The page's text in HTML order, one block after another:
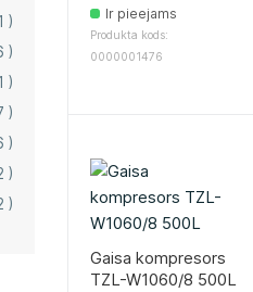
)
)
)
)
)
)
)
Ir pieejams
Produkta kods:
0000001476
Gaisa kompresors
TZL-W1060/8 500L